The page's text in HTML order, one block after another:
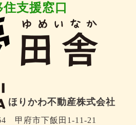
住支援窓口
ほりかわ不動産株式会社
甲府市下飯田1-11-21